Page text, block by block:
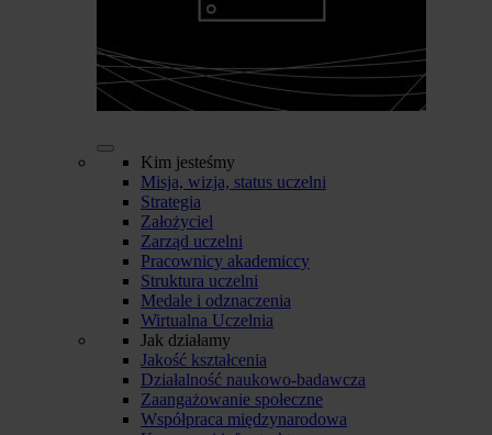
Kim jesteśmy
Misja, wizja, status uczelni
Strategia
Założyciel
Zarząd uczelni
Pracownicy akademiccy
Struktura uczelni
Medale i odznaczenia
Wirtualna Uczelnia
Jak działamy
Jakość kształcenia
Działalność naukowo-badawcza
Zaangażowanie społeczne
Współpraca międzynarodowa